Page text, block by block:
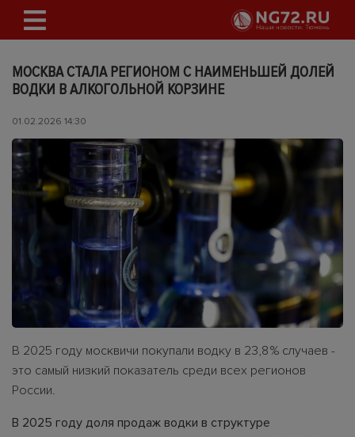
МОСКВА СТАЛА РЕГИОНОМ С НАИМЕНЬШЕЙ ДОЛЕЙ
ВОДКИ В АЛКОГОЛЬНОЙ КОРЗИНЕ
01.02.2026 14:30
В 2025 году москвичи покупали водку в 23,8 % случаев -
это самый низкий показатель среди всех регионов
России.
В 2025 году доля продаж водки в структуре